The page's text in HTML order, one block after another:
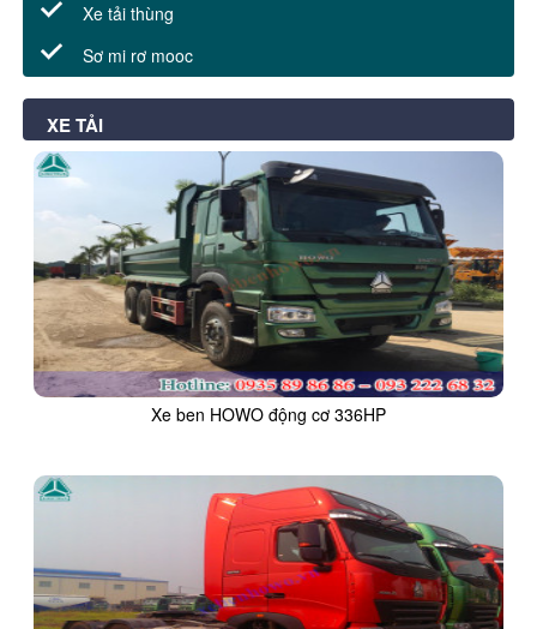
Xe tải thùng
Sơ mi rơ mooc
XE TẢI
Xe ben HOWO động cơ 336HP